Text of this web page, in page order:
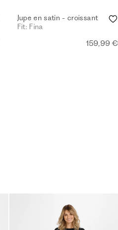
Jupe en satin - croissant
Fit: Fina
159,99 €